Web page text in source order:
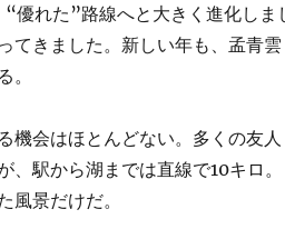
優れた”路線へと大きく進化しま
てきました。新しい年も、孟青雲
。
機会はほとんどない。多くの友人
駅から湖までは直線で10キロ。
風景だけだ。